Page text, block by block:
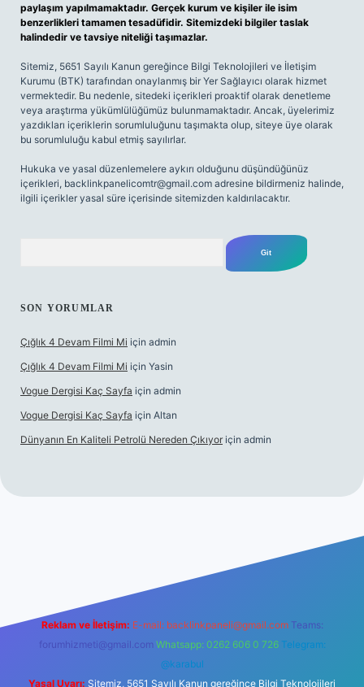
paylaşım yapılmamaktadır. Gerçek kurum ve kişiler ile isim
benzerlikleri tamamen tesadüfidir. Sitemizdeki bilgiler taslak
halindedir ve tavsiye niteliği taşımazlar.
Sitemiz, 5651 Sayılı Kanun gereğince Bilgi Teknolojileri ve İletişim
Kurumu (BTK) tarafından onaylanmış bir Yer Sağlayıcı olarak hizmet
vermektedir. Bu nedenle, sitedeki içerikleri proaktif olarak denetleme
veya araştırma yükümlülüğümüz bulunmamaktadır. Ancak, üyelerimiz
yazdıkları içeriklerin sorumluluğunu taşımakta olup, siteye üye olarak
bu sorumluluğu kabul etmiş sayılırlar.
Hukuka ve yasal düzenlemelere aykırı olduğunu düşündüğünüz
içerikleri, backlinkpanelicomtr@gmail.com adresine bildirmeniz halinde,
ilgili içerikler yasal süre içerisinde sitemizden kaldırılacaktır.
SON YORUMLAR
Çığlık 4 Devam Filmi Mi için admin
Çığlık 4 Devam Filmi Mi için Yasin
Vogue Dergisi Kaç Sayfa için admin
Vogue Dergisi Kaç Sayfa için Altan
Dünyanın En Kaliteli Petrolü Nereden Çıkıyor için admin
Reklam ve İletişim: E-mail: backlinkpaneli@gmail.com Teams:
forumhizmeti@gmail.com Whatsapp: 0262 606 0 726 Telegram:
@karabul
Yasal Uyarı: Sitemiz, 5651 Sayılı Kanun gereğince Bilgi Teknolojileri